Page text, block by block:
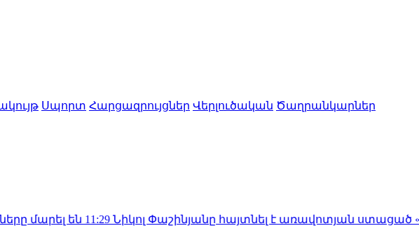
Սպորտ Հարցազրույցներ Վերլուծական Ծաղրանկարներ
11:29Նիկոլ Փաշինյանը հայտնել է առավոտյան ստացած